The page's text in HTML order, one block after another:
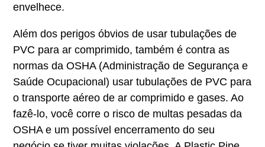
envelhece.
Além dos perigos óbvios de usar tubulações de
PVC para ar comprimido, também é contra as
normas da OSHA (Administração de Segurança e
Saúde Ocupacional) usar tubulações de PVC para
o transporte aéreo de ar comprimido e gases. Ao
fazê-lo, você corre o risco de multas pesadas da
OSHA e um possível encerramento do seu